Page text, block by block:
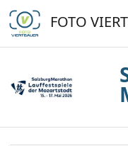
FOTO